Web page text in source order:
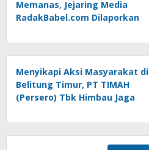
Memanas, Jejaring Media
RadakBabel.com Dilaporkan
Pers
Menyikapi Aksi Masyarakat di
Belitung Timur, PT TIMAH
(Persero) Tbk Himbau Jaga